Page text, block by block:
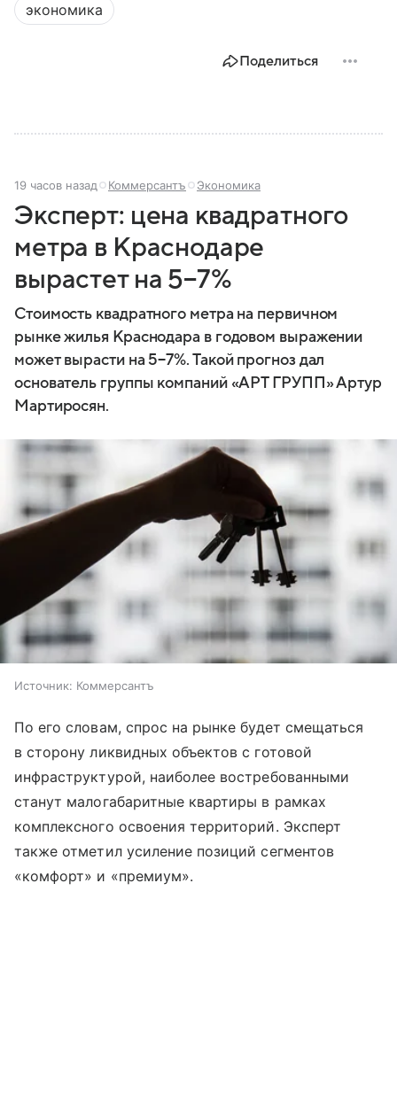
экономика
Поделиться
19 часов назад Коммерсантъ Экономика
Эксперт: цена квадратного
метра в Краснодаре
вырастет на 5−7%
Стоимость квадратного метра на первичном
рынке жилья Краснодара в годовом выражении
может вырасти на 5−7%. Такой прогноз дал
основатель группы компаний «АРТ ГРУПП» Артур
Мартиросян.
Источник: Коммерсантъ
По его словам, спрос на рынке будет смещаться
в сторону ликвидных объектов с готовой
инфраструктурой, наиболее востребованными
станут малогабаритные квартиры в рамках
комплексного освоения территорий. Эксперт
также отметил усиление позиций сегментов
«комфорт» и «премиум».